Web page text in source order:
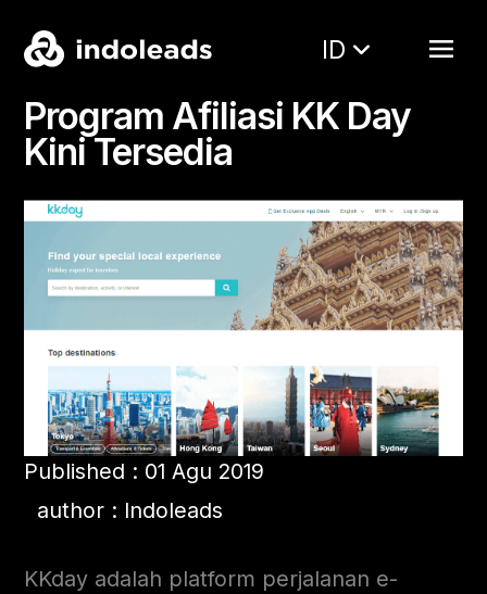
ID
Program Afiliasi KK Day
Kini Tersedia
Published : 01 Agu 2019
author : Indoleads
KKday adalah platform perjalanan e-